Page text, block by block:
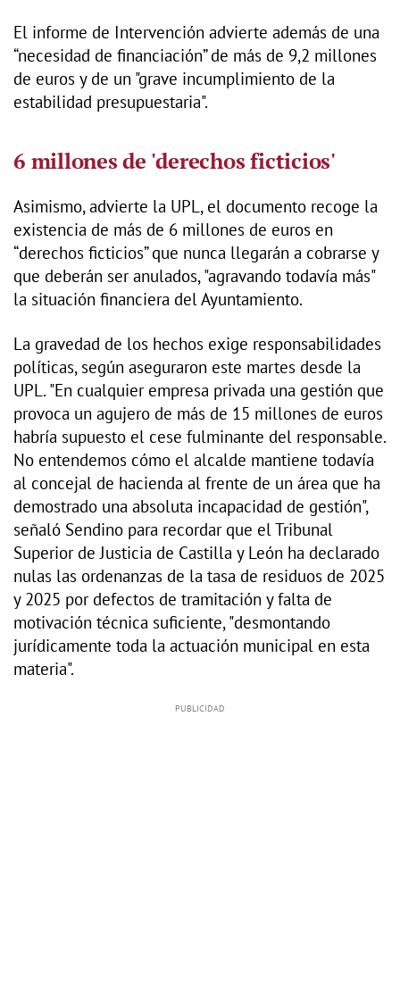
El informe de Intervención advierte además de una
“necesidad de financiación” de más de 9,2 millones
de euros y de un "grave incumplimiento de la
estabilidad presupuestaria".
6 millones de 'derechos ficticios'
Asimismo, advierte la UPL, el documento recoge la
existencia de más de 6 millones de euros en
“derechos ficticios” que nunca llegarán a cobrarse y
que deberán ser anulados, "agravando todavía más"
la situación financiera del Ayuntamiento.
La gravedad de los hechos exige responsabilidades
políticas, según aseguraron este martes desde la
UPL. "En cualquier empresa privada una gestión que
provoca un agujero de más de 15 millones de euros
habría supuesto el cese fulminante del responsable.
No entendemos cómo el alcalde mantiene todavía
al concejal de hacienda al frente de un área que ha
demostrado una absoluta incapacidad de gestión",
señaló Sendino para recordar que el Tribunal
Superior de Justicia de Castilla y León ha declarado
nulas las ordenanzas de la tasa de residuos de 2025
y 2025 por defectos de tramitación y falta de
motivación técnica suficiente, "desmontando
jurídicamente toda la actuación municipal en esta
materia".